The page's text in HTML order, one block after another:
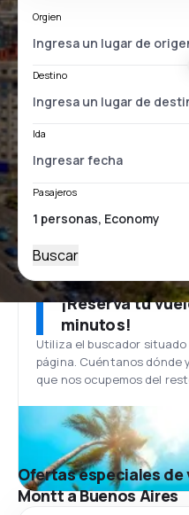
Orgien
Destino
Ida
Pasajeros
Buscar
¡Reserva tu
minutos!
Utiliza el buscador
página. Cuéntanos dónde
que nos ocupemos del
Ofertas especiales
Montt a Buenos Aires